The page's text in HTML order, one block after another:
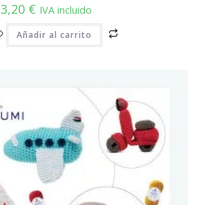
3,20 € IVA incluido
Añadir al carrito